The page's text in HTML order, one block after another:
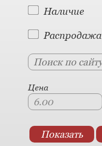
Наличие
Распродажа
Цена